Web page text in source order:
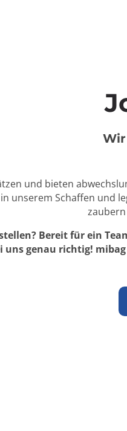
und bieten
unserem Schaffen und
Bereit für ein
uns genau richtig!